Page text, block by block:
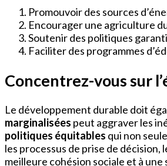
Promouvoir des sources
Encourager une agriculture
Soutenir des politiques
Faciliter des programmes
Concentrez-vous sur
Le développement durable doit
marginalisées peut aggraver les
politiques équitables qui non
les processus de prise de
meilleure cohésion sociale et à